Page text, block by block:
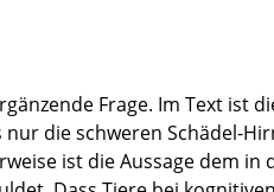
Frage. Im Text ist
die schweren Schädel-
ist die Aussage dem in